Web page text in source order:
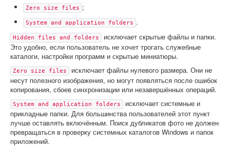
Zero size files ;
System and application folders .
Hidden files and folders
исключает скрытые файлы и папки.
Это удобно, если пользователь не хочет трогать служебные
каталоги, настройки программ и скрытые миниатюры.
Zero size files
исключает файлы нулевого размера. Они не
несут полезного изображения, но могут появляться после ошибок
копирования, сбоев синхронизации или незавершённых операций.
System and application folders
исключает системные и
прикладные папки. Для большинства пользователей этот пункт
лучше оставлять включённым. Поиск дубликатов фото не должен
превращаться в проверку системных каталогов Windows и папок
приложений.